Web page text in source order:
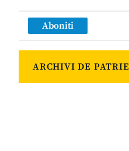
Aboniti
ARCHIVI DE PATRIE